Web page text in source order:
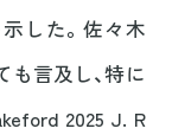
した。佐々木
言及し、特に
2025 J. R